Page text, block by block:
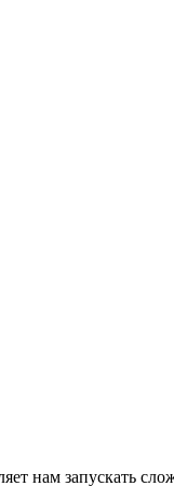
нам запускать